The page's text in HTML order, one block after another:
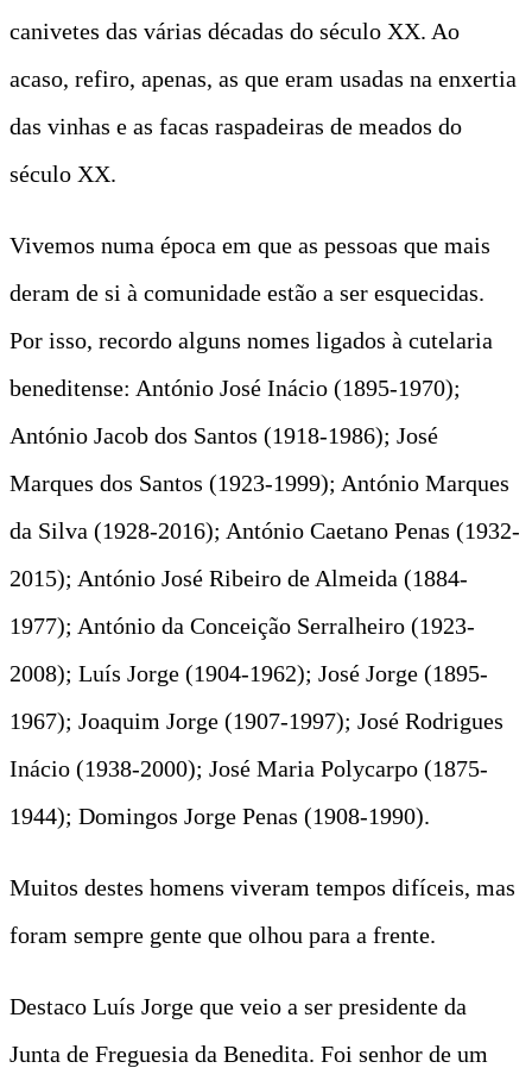
canivetes das várias décadas do século XX. Ao
acaso, refiro, apenas, as que eram usadas na enxertia
das vinhas e as facas raspadeiras de meados do
século XX.
Vivemos numa época em que as pessoas que mais
deram de si à comunidade estão a ser esquecidas.
Por isso, recordo alguns nomes ligados à cutelaria
beneditense: António José Inácio (1895-1970);
António Jacob dos Santos (1918-1986); José
Marques dos Santos (1923-1999); António Marques
da Silva (1928-2016); António Caetano Penas (1932-
2015); António José Ribeiro de Almeida (1884-
1977); António da Conceição Serralheiro (1923-
2008); Luís Jorge (1904-1962); José Jorge (1895-
1967); Joaquim Jorge (1907-1997); José Rodrigues
Inácio (1938-2000); José Maria Polycarpo (1875-
1944); Domingos Jorge Penas (1908-1990).
Muitos destes homens viveram tempos difíceis, mas
foram sempre gente que olhou para a frente.
Destaco Luís Jorge que veio a ser presidente da
Junta de Freguesia da Benedita. Foi senhor de um